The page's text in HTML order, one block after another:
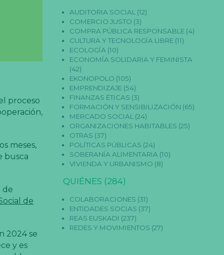
proceso
meses,
busca
de
de
2024 se
y es
AUDITORIA SOCIAL (12)
COMERCIO JUSTO (3)
COMPRA PÚBLICA RESPONSABLE (4)
CULTURA Y TECNOLOGÍA LIBRE (11)
ECOLOGÍA (10)
ECONOMÍA SOLIDARIA Y FEMINISTA
(42)
EKONOPOLO (105)
EMPRENDIZAJE (54)
FINANZAS ÉTICAS (3)
FORMACIÓN Y SENSIBILIZACIÓN (65)
MERCADO SOCIAL (24)
ORGANIZACIONES HABITABLES (25)
OTRAS (37)
POLÍTICAS PÚBLICAS (24)
SOBERANÍA ALIMENTARIA (10)
VIVIENDA Y URBANISMO (8)
QUIÉNES (284)
COLABORACIONES (31)
ENTIDADES SOCIAS (37)
REAS EUSKADI (237)
REDES Y MOVIMIENTOS (27)